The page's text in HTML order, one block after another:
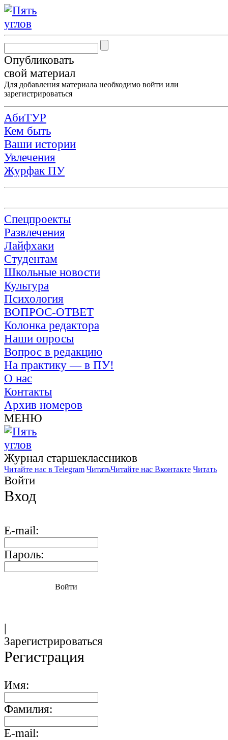
Опубликовать
свой материал
Для добавления материала необходимо войти или
зарегистрироваться
АбиТУР
Кем быть
Ваши истории
Увлечения
Журфак ПУ
Спецпроекты
Развлечения
Лайфхаки
Студентам
Школьные новости
Культура
Психология
ВОПРОС-ОТВЕТ
Колонка редактора
Наши опросы
Вопрос в редакцию
На практику — в ПУ!
О нас
Контакты
Архив номеров
МЕНЮ
Журнал старшекласcников
Читайте нас в Telegram ЧитатьЧитайте нас Вконтакте Читать
Войти
Вход
E-mail:
Пароль:
Войти
|
Зарегистрироваться
Регистрация
Имя:
Фамилия:
E-mail: